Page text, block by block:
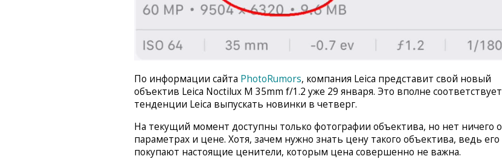
По информации сайта PhotoRumors, компания Leica представит свой новый
объектив Leica Noctilux M 35mm f/1.2 уже 29 января. Это вполне соответствует
тенденции Leica выпускать новинки в четверг.
На текущий момент доступны только фотографии объектива, но нет ничего о
параметрах и цене. Хотя, зачем нужно знать цену такого объектива, ведь его
покупают настоящие ценители, которым цена совершенно не важна.